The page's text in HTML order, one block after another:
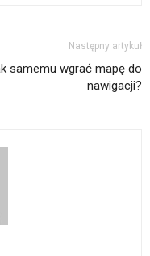
Następny artykuł
samemu wgrać mapę do
nawigacji?